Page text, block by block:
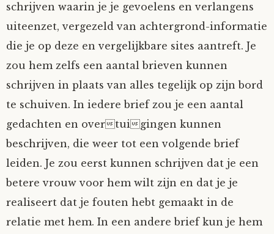
schrijven waarin je je gevoelens en verlangens
uiteenzet, vergezeld van achtergrond-informatie
die je op deze en vergelijkbare sites aantreft. Je
zou hem zelfs een aantal brieven kunnen
schrijven in plaats van alles tegelijk op zijn bord
te schuiven. In iedere brief zou je een aantal
gedachten en overtuigingen kunnen
beschrijven, die weer tot een volgende brief
leiden. Je zou eerst kunnen schrijven dat je een
betere vrouw voor hem wilt zijn en dat je je
realiseert dat je fouten hebt gemaakt in de
relatie met hem. In een andere brief kun je hem